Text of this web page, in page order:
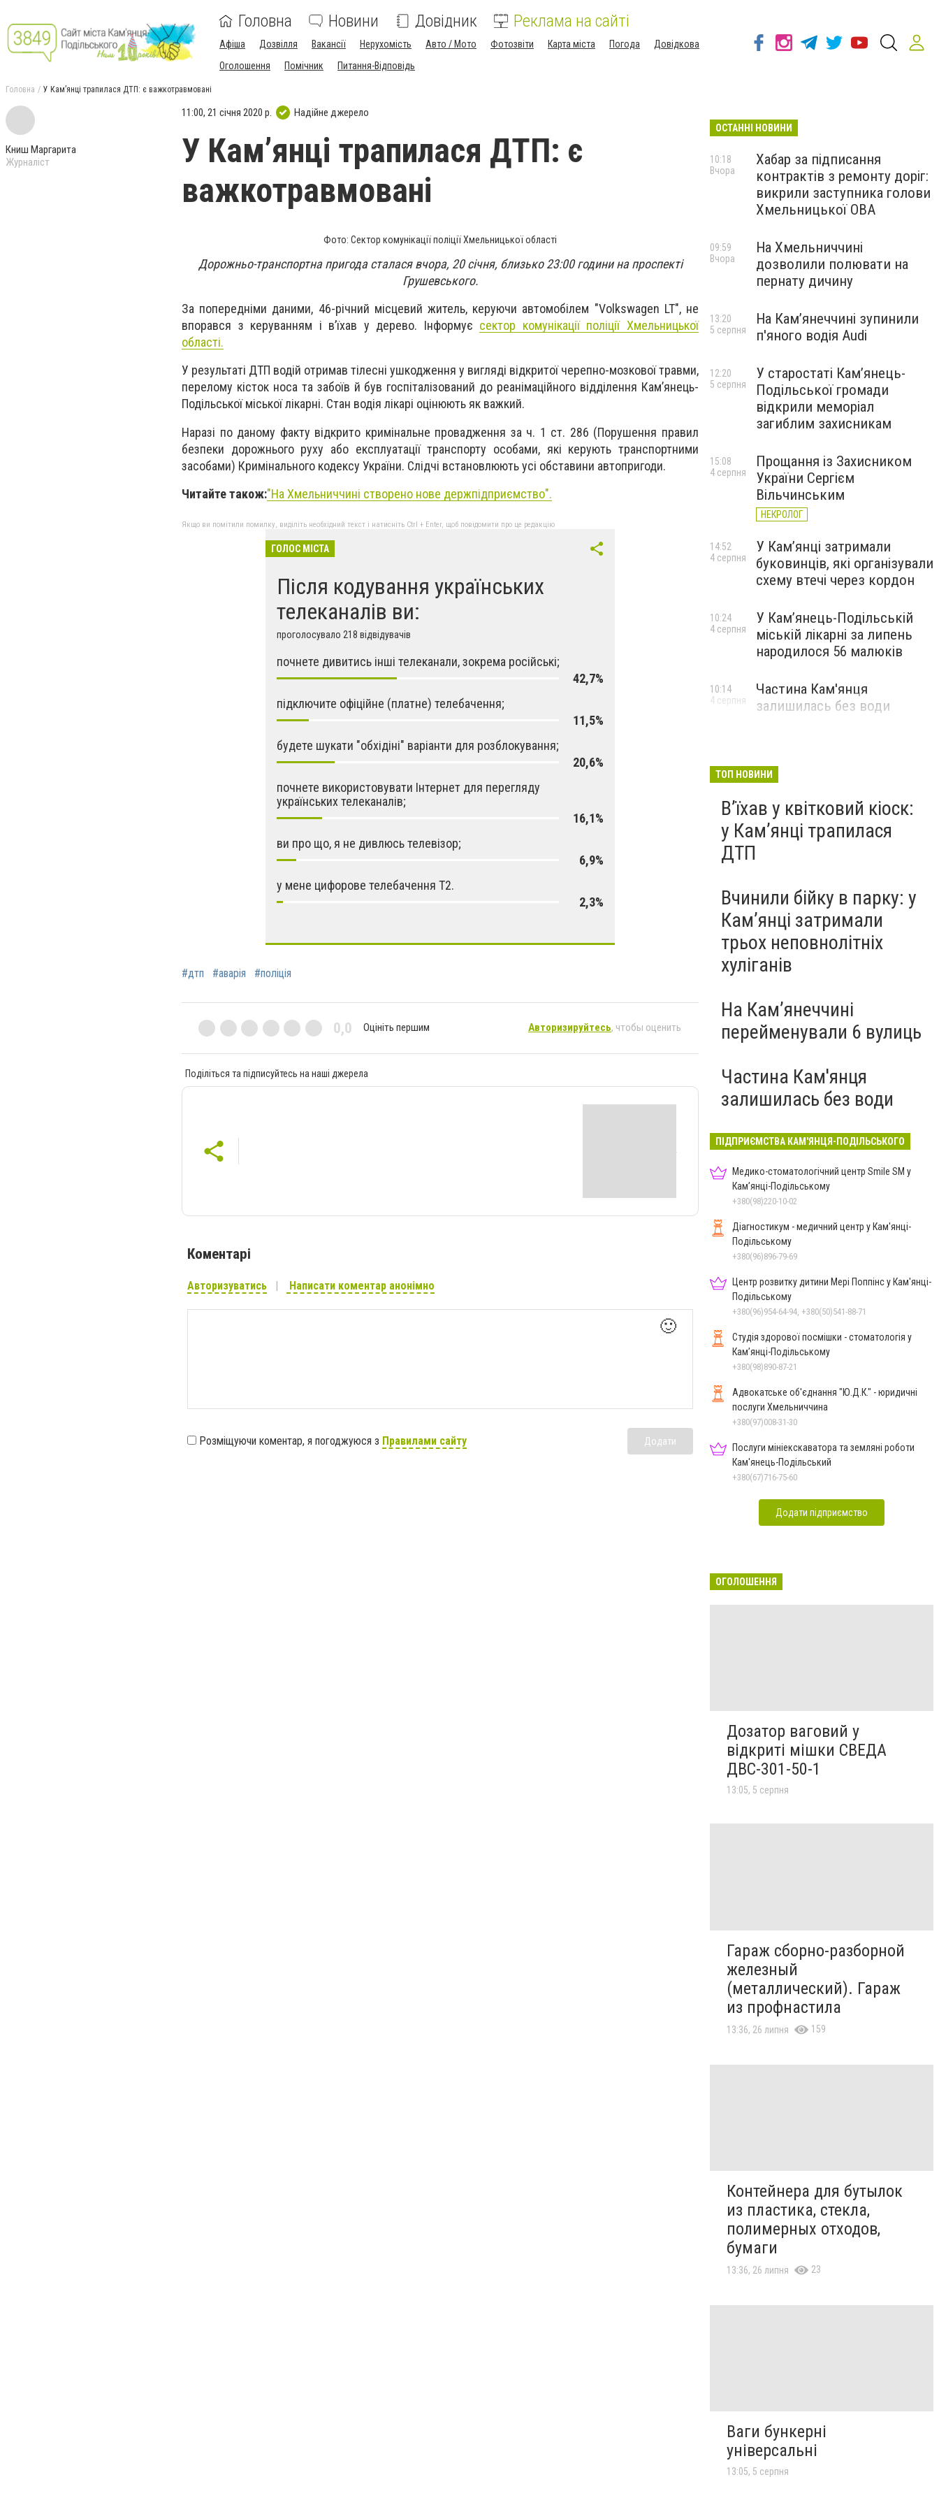
Головна Новини Довідник Реклама на сайті
Афіша Дозвілля Вакансії Нерухомість Авто / Мото Фотозвіти Карта міста Погода
Довідкова
Оголошення
Помічник Питання-Відповідь
Головна У Кам’янці трапилася ДТП: є важкотравмовані
Книш Маргарита
Журналіст
11:00, 21 січня 2020 р. Надійне джерело
У Кам’янці трапилася ДТП: є
важкотравмовані
Фото: Сектор комунікації поліції Хмельницької області
Дорожньо-транспортна пригода сталася вчора, 20 січня, близько 23:00 години на проспекті
Грушевського.
За попередніми даними, 46-річний місцевий житель, керуючи автомобілем "Volkswagen LT", не
впорався з керуванням і в’їхав у дерево. Інформує сектор комунікації поліції Хмельницької
області.
У результаті ДТП водій отримав тілесні ушкодження у вигляді відкритої черепно-мозкової травми,
перелому кісток носа та забоїв й був госпіталізований до реанімаційного відділення Кам’янець-
Подільської міської лікарні. Стан водія лікарі оцінюють як важкий.
Наразі по даному факту відкрито кримінальне провадження за ч. 1 ст. 286 (Порушення правил
безпеки дорожнього руху або експлуатації транспорту особами, які керують транспортними
засобами) Кримінального кодексу України. Слідчі встановлюють усі обставини автопригоди.
Читайте також:"На Хмельниччині створено нове держпідприємство".
Якщо ви помітили помилку, виділіть необхідний текст і натисніть Ctrl + Enter, щоб повідомити про це редакцію
ГОЛОС МІСТА
Після кодування українських
телеканалів ви:
проголосувало 218 відвідувачів
почнете дивитись інші телеканали, зокрема російські;
42,7%
підключите офіційне (платне) телебачення;
11,5%
будете шукати "обхідіні" варіанти для розблокування;
20,6%
почнете використовувати Інтернет для перегляду
українських телеканалів;
16,1%
ви про що, я не дивлюсь телевізор;
6,9%
у мене цифорове телебачення Т2.
2,3%
#дтп #аварія #поліція
0,0 Оцініть першим Авторизируйтесь, чтобы оценить
Поділіться та підписуйтесь на наші джерела
Коментарі
Авторизуватись Написати коментар анонімно
🙂
Розміщуючи коментар, я погоджуюся з Правилами сайту Додати
ОСТАННІ НОВИНИ
Хабар за підписання
контрактів з ремонту доріг:
викрили заступника голови
Хмельницької ОВА
10:18
Вчора
На Хмельниччині
дозволили полювати на
пернату дичину
09:59
Вчора
На Камʼянеччині зупинили
п'яного водія Audi
13:20
5 серпня
У старостаті Кам’янець-
Подільської громади
відкрили меморіал
загиблим захисникам
12:20
5 серпня
Прощання із Захисником
України Сергієм
Вільчинським
НЕКРОЛОГ
15:08
4 серпня
У Кам’янці затримали
буковинців, які організували
схему втечі через кордон
14:52
4 серпня
У Кам’янець-Подільській
міській лікарні за липень
народилося 56 малюків
10:24
4 серпня
Частина Кам'янця
залишилась без води
10:14
4 серпня
ТОП НОВИНИ
Вʼїхав у квітковий кіоск:
у Камʼянці трапилася
ДТП
Вчинили бійку в парку: у
Кам’янці затримали
трьох неповнолітніх
хуліганів
На Камʼянеччині
перейменували 6 вулиць
Частина Кам'янця
залишилась без води
ПІДПРИЄМСТВА КАМ'ЯНЦЯ-ПОДІЛЬСЬКОГО
Медико-стоматологічний центр Smile SM у
Кам’янці-Подільському
+380(98)220-10-02
Діагностикум - медичний центр у Кам'янці-
Подільському
+380(96)896-79-69
Центр розвитку дитини Мері Поппінс у Кам'янці-
Подільському
+380(96)954-64-94, +380(50)541-88-71
Студія здорової посмішки - стоматологія у
Кам’янці-Подільському
+380(98)890-87-21
Адвокатське об'єднання "Ю.Д.К." - юридичні
послуги Хмельниччина
+380(97)008-31-30
Послуги мініекскаватора та земляні роботи
Кам'янець-Подільський
+380(67)716-75-60
Додати підприємство
ОГОЛОШЕННЯ
Дозатор ваговий у
відкриті мішки СВЕДА
ДВС-301-50-1
13:05, 5 серпня
Гараж сборно-разборной
железный
(металлический). Гараж
из профнастила
13:36, 26 липня 159
Контейнера для бутылок
из пластика, стекла,
полимерных отходов,
бумаги
13:36, 26 липня 23
Ваги бункерні
універсальні
13:05, 5 серпня